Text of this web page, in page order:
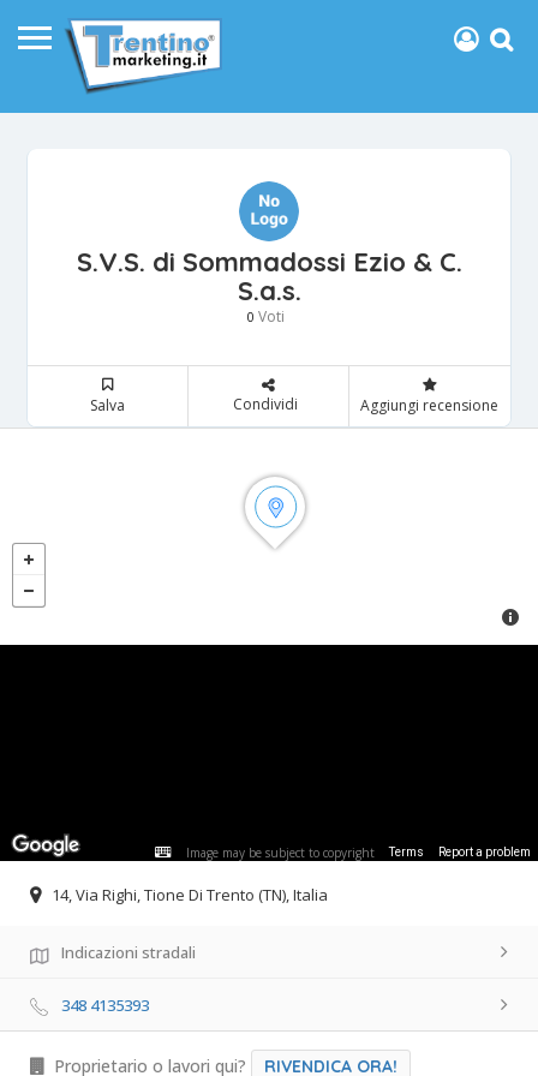
S.V.S. di Sommadossi Ezio & C.
S.a.s.
0 Voti
Salva Condividi Aggiungi recensione
Image may be subject to copyright Terms Report a problem
14, Via Righi, Tione Di Trento (TN), Italia
Indicazioni stradali
348 4135393
Proprietario o lavori qui? RIVENDICA ORA!